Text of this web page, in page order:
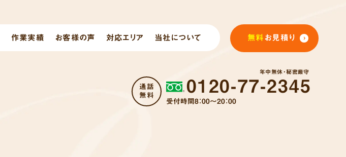
作業実績 お客様の声 対応エリア 当社について 無料お見積り
0120-77-2345
受付時間8：00～20：00
通話
無料
年中無休・秘密厳守